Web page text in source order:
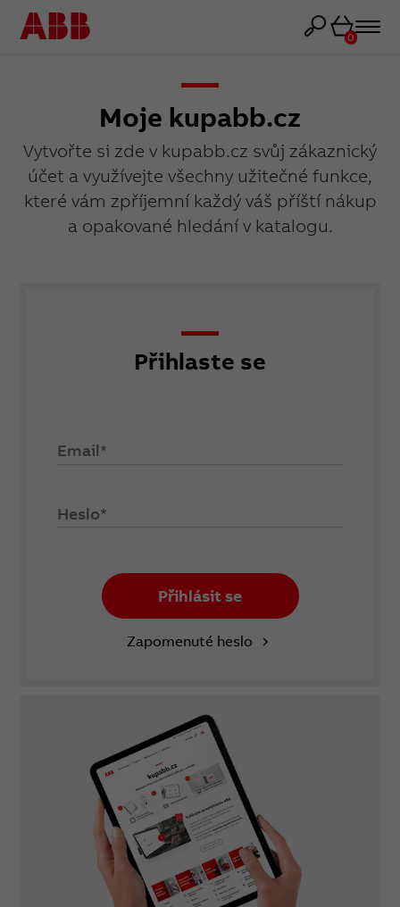
Košík
0
Moje kupabb.cz
Vytvořte si zde v kupabb.cz svůj zákaznický
účet a využívejte všechny užitečné funkce,
které vám zpříjemní každý váš příští nákup
a opakované hledání v katalogu.
Přihlaste se
Email*
Heslo*
Přihlásit se
Zapomenuté heslo